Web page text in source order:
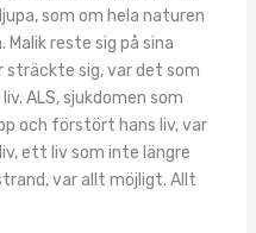
som om hela naturen
reste sig på sina
sträckte sig, var det som
ALS, sjukdomen som
och förstört hans liv, var
ett liv som inte längre
var allt möjligt. Allt